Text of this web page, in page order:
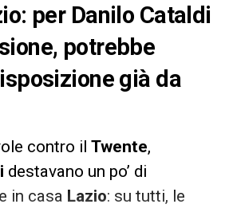
per Danilo Cataldi
potrebbe
già da
contro il Twente,
destavano un po’ di
in casa Lazio: su tutti, le